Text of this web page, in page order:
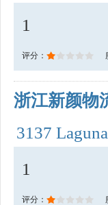
1
评分：
浙江新颜物
3137
1
评分：